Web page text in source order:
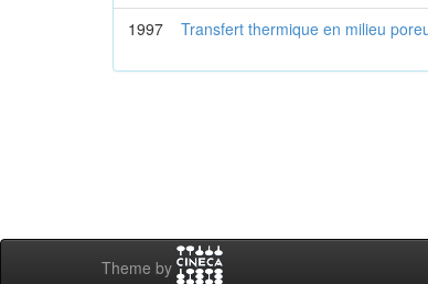
1997
Transfert thermique en milieu
Theme by